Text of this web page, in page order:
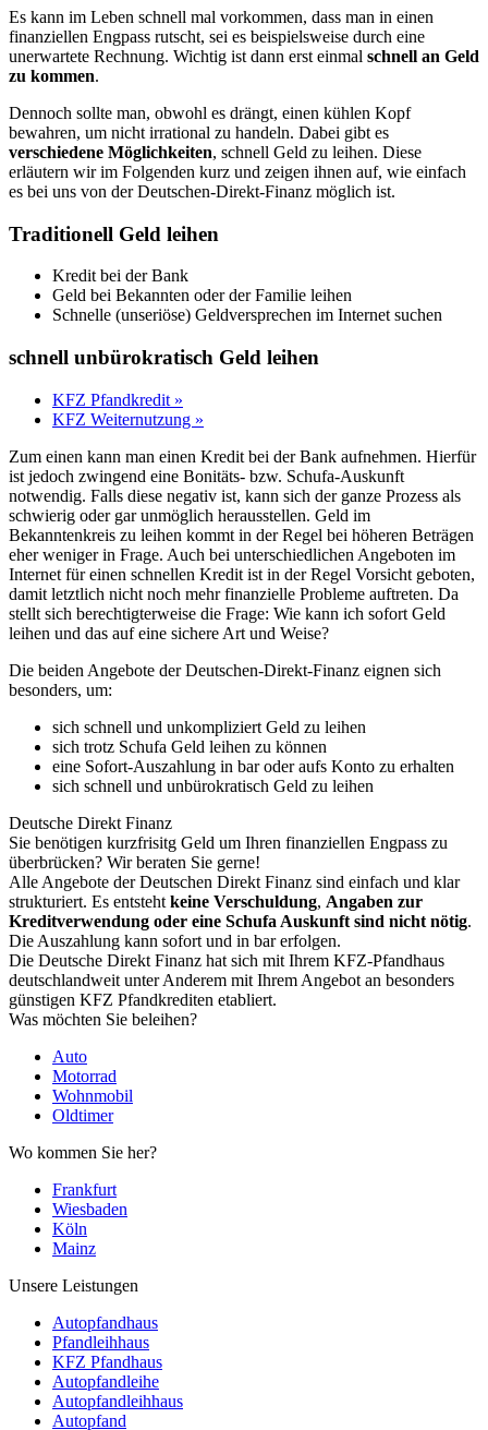
Es kann im Leben schnell mal vorkommen, dass man in einen
finanziellen Engpass rutscht, sei es beispielsweise durch eine
unerwartete Rechnung. Wichtig ist dann erst einmal schnell an Geld
zu kommen.
Dennoch sollte man, obwohl es drängt, einen kühlen Kopf
bewahren, um nicht irrational zu handeln. Dabei gibt es
verschiedene Möglichkeiten, schnell Geld zu leihen. Diese
erläutern wir im Folgenden kurz und zeigen ihnen auf, wie einfach
es bei uns von der Deutschen-Direkt-Finanz möglich ist.
Traditionell Geld leihen
Kredit bei der Bank
Geld bei Bekannten oder der Familie leihen
Schnelle (unseriöse) Geldversprechen im Internet suchen
schnell unbürokratisch Geld leihen
KFZ Pfandkredit »
KFZ Weiternutzung »
Zum einen kann man einen Kredit bei der Bank aufnehmen. Hierfür
ist jedoch zwingend eine Bonitäts- bzw. Schufa-Auskunft
notwendig. Falls diese negativ ist, kann sich der ganze Prozess als
schwierig oder gar unmöglich herausstellen. Geld im
Bekanntenkreis zu leihen kommt in der Regel bei höheren Beträgen
eher weniger in Frage. Auch bei unterschiedlichen Angeboten im
Internet für einen schnellen Kredit ist in der Regel Vorsicht geboten,
damit letztlich nicht noch mehr finanzielle Probleme auftreten. Da
stellt sich berechtigterweise die Frage: Wie kann ich sofort Geld
leihen und das auf eine sichere Art und Weise?
Die beiden Angebote der Deutschen-Direkt-Finanz eignen sich
besonders, um:
sich schnell und unkompliziert Geld zu leihen
sich trotz Schufa Geld leihen zu können
eine Sofort-Auszahlung in bar oder aufs Konto zu erhalten
sich schnell und unbürokratisch Geld zu leihen
Deutsche Direkt Finanz
Sie benötigen kurzfrisitg Geld um Ihren finanziellen Engpass zu
überbrücken? Wir beraten Sie gerne!
Alle Angebote der Deutschen Direkt Finanz sind einfach und klar
strukturiert. Es entsteht keine Verschuldung, Angaben zur
Kreditverwendung oder eine Schufa Auskunft sind nicht nötig.
Die Auszahlung kann sofort und in bar erfolgen.
Die Deutsche Direkt Finanz hat sich mit Ihrem KFZ-Pfandhaus
deutschlandweit unter Anderem mit Ihrem Angebot an besonders
günstigen KFZ Pfandkrediten etabliert.
Was möchten Sie beleihen?
Auto
Motorrad
Wohnmobil
Oldtimer
Wo kommen Sie her?
Frankfurt
Wiesbaden
Köln
Mainz
Unsere Leistungen
Autopfandhaus
Pfandleihhaus
KFZ Pfandhaus
Autopfandleihe
Autopfandleihhaus
Autopfand